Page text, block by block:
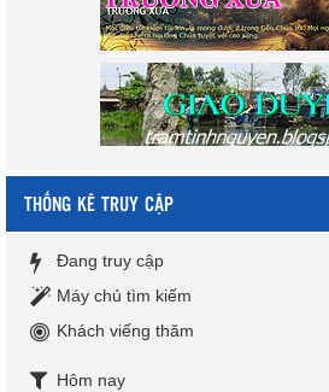
THỐNG KÊ TRUY CẬP
Đang truy cập
Máy chủ tìm kiếm
Khách viếng thăm
Hôm nay